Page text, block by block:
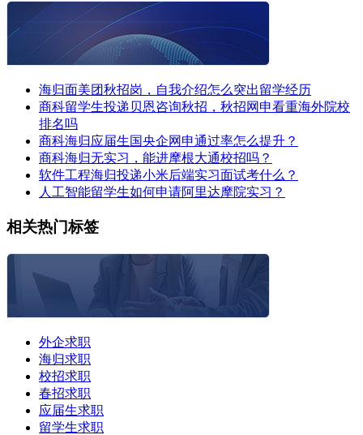
海归面美团秋招岗，自我介绍怎么突出留学经历
商科留学生投递贝恩咨询秋招，秋招网申看重海外院校
排名吗
商科海归应届生国央企网申通过率怎么提升？
商科海归无实习，能进摩根大通校招吗？
软件工程海归投递小米后端实习面试考什么？
人工智能留学生如何申请阿里达摩院实习？
相关热门标签
外企求职
海归求职
校招求职
春招求职
应届生求职
留学生求职